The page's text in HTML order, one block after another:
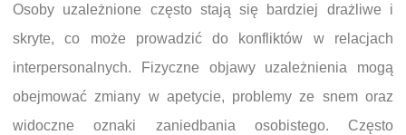
Osoby uzależnione często stają się bardziej drażliwe i
skryte, co może prowadzić do konfliktów w relacjach
interpersonalnych. Fizyczne objawy uzależnienia mogą
obejmować zmiany w apetycie, problemy ze snem oraz
widoczne oznaki zaniedbania osobistego. Często